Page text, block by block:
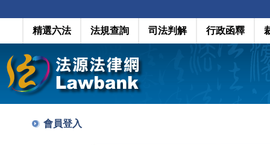
精選六法 法規查詢 司法判解 行政函釋
會員登入